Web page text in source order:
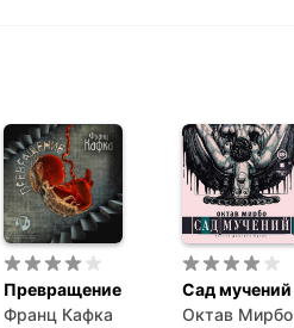
Превращение
Франц Кафка
Сад мучений
Октав Мирбо